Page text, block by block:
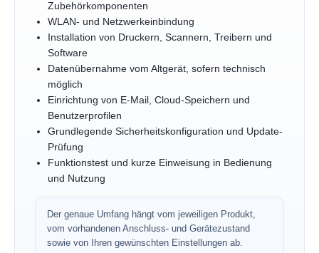
Zubehörkomponenten
WLAN- und Netzwerkeinbindung
Installation von Druckern, Scannern, Treibern und
Software
Datenübernahme vom Altgerät, sofern technisch
möglich
Einrichtung von E-Mail, Cloud-Speichern und
Benutzerprofilen
Grundlegende Sicherheitskonfiguration und Update-
Prüfung
Funktionstest und kurze Einweisung in Bedienung
und Nutzung
Der genaue Umfang hängt vom jeweiligen Produkt,
vom vorhandenen Anschluss- und Gerätezustand
sowie von Ihren gewünschten Einstellungen ab.